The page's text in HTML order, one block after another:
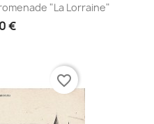
"La Lorraine"
€
favorite_border